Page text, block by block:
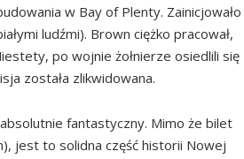
w Bay of Plenty. Zainicjowało
ludźmi). Brown ciężko pracował,
po wojnie żołnierze osiedlili się
została zlikwidowana.
fantastyczny. Mimo że bilet
jest to solidna część historii Nowej